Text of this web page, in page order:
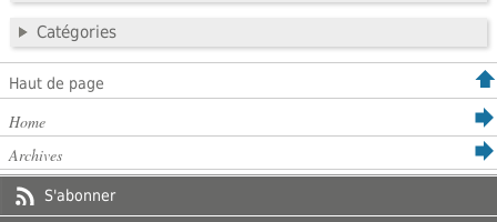
Catégories
Haut de page
Home
Archives
S'abonner